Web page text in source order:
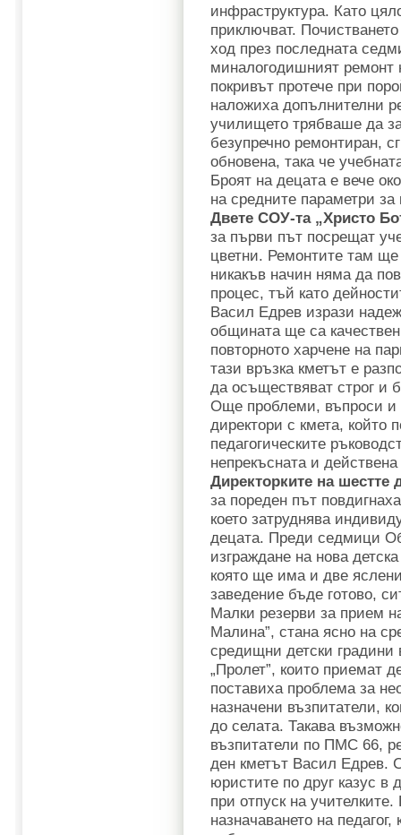
инфраструктура. Като
приключват.
ход през последната
миналогодишният ремонт
покривът протече при
наложиха допълнителни
училището трябваше да
безупречно ремонтиран,
обновена, така че
Броят на децата е вече
на средните параметри
Двете СОУ-та „Христо
за първи път посрещат
цветни. Ремонтите там
никакъв начин няма да
процес, тъй като
Васил Едрев изрази
общината ще са
повторното харчене на
тази връзка кметът е
да осъществяват строг и
Още проблеми, въпроси и
директори с кмета, който
педагогическите
непрекъсната и
Директорките на шестте
за пореден път
което затруднява
децата. Преди седмици
изграждане на нова
която ще има и две
заведение бъде готово,
Малки резерви за прием
Малина”, стана ясно на
средищни детски
„Пролет”, които приемат
поставиха проблема за
назначени възпитатели,
до селата. Такава
възпитатели по ПМС 66,
ден кметът Васил Едрев.
юристите по друг казус в
при отпуск на
назначаването на